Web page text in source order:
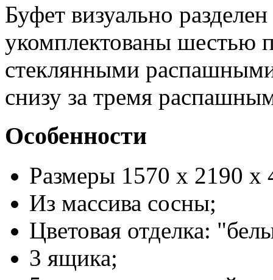
Буфет визуально
укомплектованы шестью
стеклянными
снизу за тремя
Особенности
Размеры 1570 x 2190 x
Из массива сосны;
Цветовая отделка:
3 ящика;